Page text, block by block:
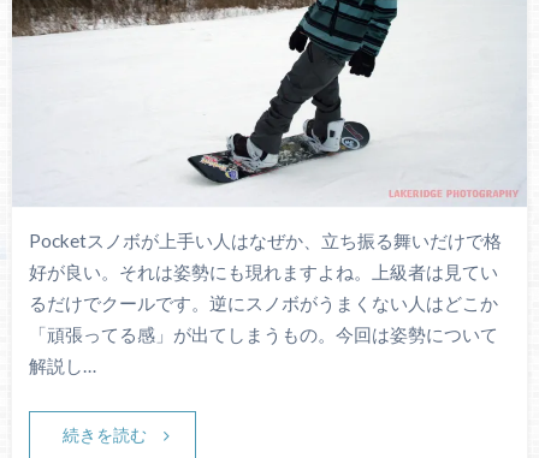
Pocketスノボが上手い人はなぜか、立ち振る舞いだけで格
好が良い。それは姿勢にも現れますよね。上級者は見てい
るだけでクールです。逆にスノボがうまくない人はどこか
「頑張ってる感」が出てしまうもの。今回は姿勢について
解説し…
続きを読む